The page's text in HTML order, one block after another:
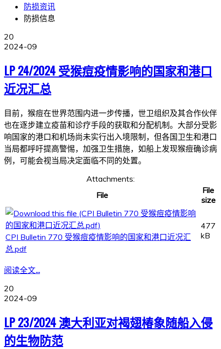
防损资讯
防损信息
20
2024-09
LP 24/2024 受猴痘疫情影响的国家和港口
近况汇总
目前，猴痘在世界范围内进一步传播，世卫组织及其合作伙伴
也在逐步建立疫苗和诊疗手段的获取和分配机制。大部分受影
响国家的港口和机场尚未实行出入境限制，但各国卫生和港口
当局都呼吁提高警惕，加强卫生措施，如船上发现猴痘确诊病
例，可能会视当局决定面临不同的处置。
Attachments:
File
File
size
CPI Bulletin 770 受猴痘疫情影响的国家和港口近况汇
总.pdf
477
kB
阅读全文...
20
2024-09
LP 23/2024 澳大利亚对褐翅椿象随船入侵
的生物防范